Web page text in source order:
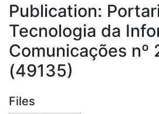
Publication:
Tecnologia da
Comunicações nº
(49135)
Files